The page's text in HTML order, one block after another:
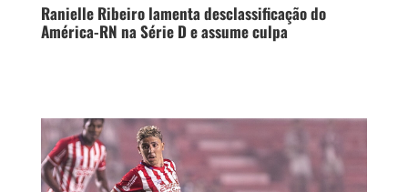
Ranielle Ribeiro lamenta desclassificação do
América-RN na Série D e assume culpa